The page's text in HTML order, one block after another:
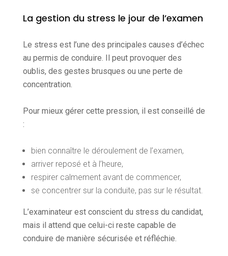
La gestion du stress le jour de l’examen
Le stress est l’une des principales causes d’échec
au permis de conduire. Il peut provoquer des
oublis, des gestes brusques ou une perte de
concentration.
Pour mieux gérer cette pression, il est conseillé de
:
bien connaître le déroulement de l’examen,
arriver reposé et à l’heure,
respirer calmement avant de commencer,
se concentrer sur la conduite, pas sur le résultat.
L’examinateur est conscient du stress du candidat,
mais il attend que celui-ci reste capable de
conduire de manière sécurisée et réfléchie.